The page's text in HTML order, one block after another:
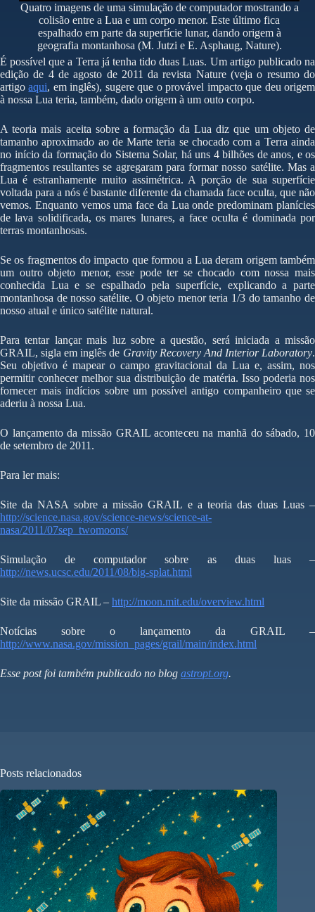
Quatro imagens de uma simulação de computador mostrando a
colisão entre a Lua e um corpo menor. Este último fica
espalhado em parte da superfície lunar, dando origem à
geografia montanhosa (M. Jutzi e E. Asphaug, Nature).
É possível que a Terra já tenha tido duas Luas. Um artigo publicado na
edição de 4 de agosto de 2011 da revista Nature (veja o resumo do
artigoaqui, em inglês), sugere que o provável impacto que deu origem
à nossa Lua teria, também, dado origem à um outo corpo.
A teoria mais aceita sobre a formação da Lua diz que um objeto de
tamanho aproximado ao de Marte teria se chocado com a Terra ainda
no início da formação do Sistema Solar, há uns 4 bilhões de anos, e os
fragmentos resultantes se agregaram para formar nosso satélite. Mas a
Lua é estranhamente muito assimétrica. A porção de sua superfície
voltada para a nós é bastante diferente da chamada face oculta, que não
vemos. Enquanto vemos uma face da Lua onde predominam planícies
de lava solidificada, os mares lunares, a face oculta é dominada por
terras montanhosas.
Se os fragmentos do impacto que formou a Lua deram origem também
um outro objeto menor, esse pode ter se chocado com nossa mais
conhecida Lua e se espalhado pela superfície, explicando a parte
montanhosa de nosso satélite. O objeto menor teria 1/3 do tamanho de
nosso atual e único satélite natural.
Para tentar lançar mais luz sobre a questão, será iniciada a missão
GRAIL, sigla em inglês de Gravity Recovery And Interior Laboratory.
Seu objetivo é mapear o campo gravitacional da Lua e, assim, nos
permitir conhecer melhor sua distribuição de matéria. Isso poderia nos
fornecer mais indícios sobre um possível antigo companheiro que se
aderiu à nossa Lua.
O lançamento da missão GRAIL aconteceu na manhã do sábado, 10
de setembro de 2011.
Para ler mais:
Site da NASA sobre a missão GRAIL e a teoria das duas Luas –
http://science.nasa.gov/science-news/science-at-
nasa/2011/07sep_twomoons/
Simulação de computador sobre as duas luas –
http://news.ucsc.edu/2011/08/big-splat.html
Site da missão GRAIL – http://moon.mit.edu/overview.html
Notícias sobre o lançamento da GRAIL –
http://www.nasa.gov/mission_pages/grail/main/index.html
Esse post foi também publicado no blog astropt.org.
Posts relacionados